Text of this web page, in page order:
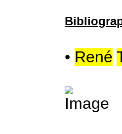
• René